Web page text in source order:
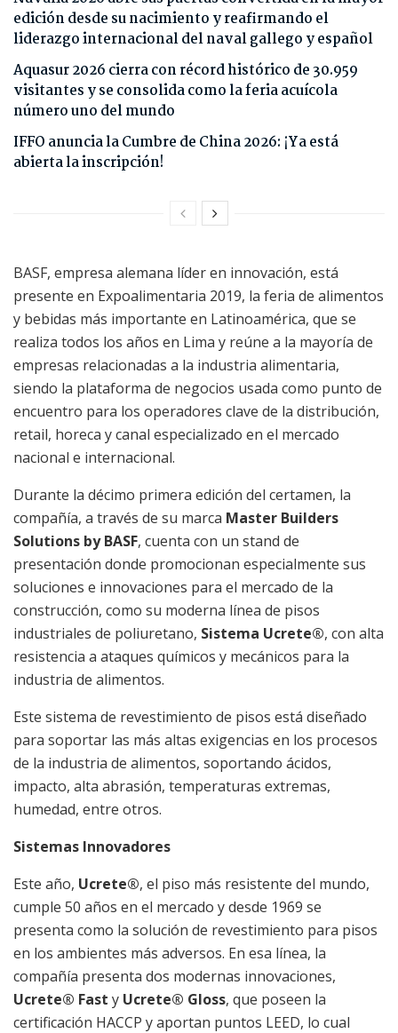
edición desde su nacimiento y reafirmando el
liderazgo internacional del naval gallego y español
Aquasur 2026 cierra con récord histórico de 30.959
visitantes y se consolida como la feria acuícola
número uno del mundo
IFFO anuncia la Cumbre de China 2026: ¡Ya está
abierta la inscripción!
BASF, empresa alemana líder en innovación, está
presente en Expoalimentaria 2019, la feria de alimentos
y bebidas más importante en Latinoamérica, que se
realiza todos los años en Lima y reúne a la mayoría de
empresas relacionadas a la industria alimentaria,
siendo la plataforma de negocios usada como punto de
encuentro para los operadores clave de la distribución,
retail, horeca y canal especializado en el mercado
nacional e internacional.
Durante la décimo primera edición del certamen, la
compañía, a través de su marca Master Builders
Solutions by BASF, cuenta con un stand de
presentación donde promocionan especialmente sus
soluciones e innovaciones para el mercado de la
construcción, como su moderna línea de pisos
industriales de poliuretano, Sistema Ucrete®, con alta
resistencia a ataques químicos y mecánicos para la
industria de alimentos.
Este sistema de revestimiento de pisos está diseñado
para soportar las más altas exigencias en los procesos
de la industria de alimentos, soportando ácidos,
impacto, alta abrasión, temperaturas extremas,
humedad, entre otros.
Sistemas Innovadores
Este año, Ucrete®, el piso más resistente del mundo,
cumple 50 años en el mercado y desde 1969 se
presenta como la solución de revestimiento para pisos
en los ambientes más adversos. En esa línea, la
compañía presenta dos modernas innovaciones,
Ucrete® Fast y Ucrete® Gloss, que poseen la
certificación HACCP y aportan puntos LEED, lo cual